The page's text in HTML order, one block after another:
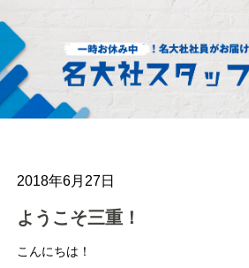
2018年6月27日
ようこそ三重！
こんにちは！